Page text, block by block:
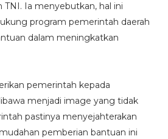
TNI. Ia menyebutkan, hal ini
program pemerintah daerah
dalam meningkatkan
pemerintah kepada
menjadi image yang tidak
pastinya menyejahterakan
pemberian bantuan ini